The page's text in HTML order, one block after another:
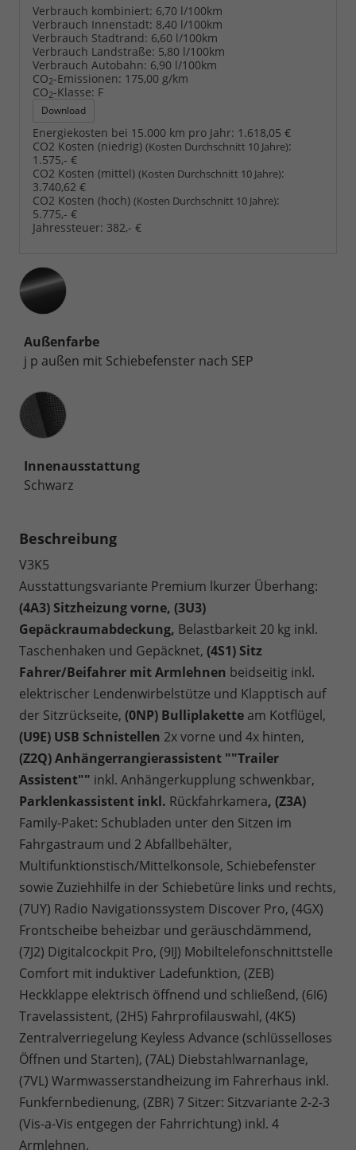
Verbrauch kombiniert: 6,70 l/100km
Verbrauch Innenstadt: 8,40 l/100km
Verbrauch Stadtrand: 6,60 l/100km
Verbrauch Landstraße: 5,80 l/100km
Verbrauch Autobahn: 6,90 l/100km
CO2-Emissionen: 175,00 g/km
CO2-Klasse: F
Download
Energiekosten bei 15.000 km pro Jahr: 1.618,05 €
CO2 Kosten (niedrig) (Kosten Durchschnitt 10 Jahre):
1.575,- €
CO2 Kosten (mittel) (Kosten Durchschnitt 10 Jahre):
3.740,62 €
CO2 Kosten (hoch) (Kosten Durchschnitt 10 Jahre):
5.775,- €
Jahressteuer: 382,- €
Außenfarbe
j p außen mit Schiebefenster nach SEP
Innenausstattung
Innenausstattung
Schwarz
Beschreibung
V3K5
Ausstattungsvariante Premium lkurzer Überhang:
(4A3) Sitzheizung vorne, (3U3)
Gepäckraumabdeckung, Belastbarkeit 20 kg inkl.
Taschenhaken und Gepäcknet, (4S1) Sitz
Fahrer/Beifahrer mit Armlehnen beidseitig inkl.
elektrischer Lendenwirbelstütze und Klapptisch auf
der Sitzrückseite, (0NP) Bulliplakette am Kotflügel,
(U9E) USB Schnistellen 2x vorne und 4x hinten,
(Z2Q) Anhängerrangierassistent ""Trailer
Assistent"" inkl. Anhängerkupplung schwenkbar,
Parklenkassistent inkl. Rückfahrkamera, (Z3A)
Family-Paket: Schubladen unter den Sitzen im
Fahrgastraum und 2 Abfallbehälter,
Multifunktionstisch/Mittelkonsole, Schiebefenster
sowie Zuziehhilfe in der Schiebetüre links und rechts,
(7UY) Radio Navigationssystem Discover Pro, (4GX)
Frontscheibe beheizbar und geräuschdämmend,
(7J2) Digitalcockpit Pro, (9IJ) Mobiltelefonschnittstelle
Comfort mit induktiver Ladefunktion, (ZEB)
Heckklappe elektrisch öffnend und schließend, (6I6)
Travelassistent, (2H5) Fahrprofilauswahl, (4K5)
Zentralverriegelung Keyless Advance (schlüsselloses
Öffnen und Starten), (7AL) Diebstahlwarnanlage,
(7VL) Warmwasserstandheizung im Fahrerhaus inkl.
Funkfernbedienung, (ZBR) 7 Sitzer: Sitzvariante 2-2-3
(Vis-a-Vis entgegen der Fahrrichtung) inkl. 4
Armlehnen.